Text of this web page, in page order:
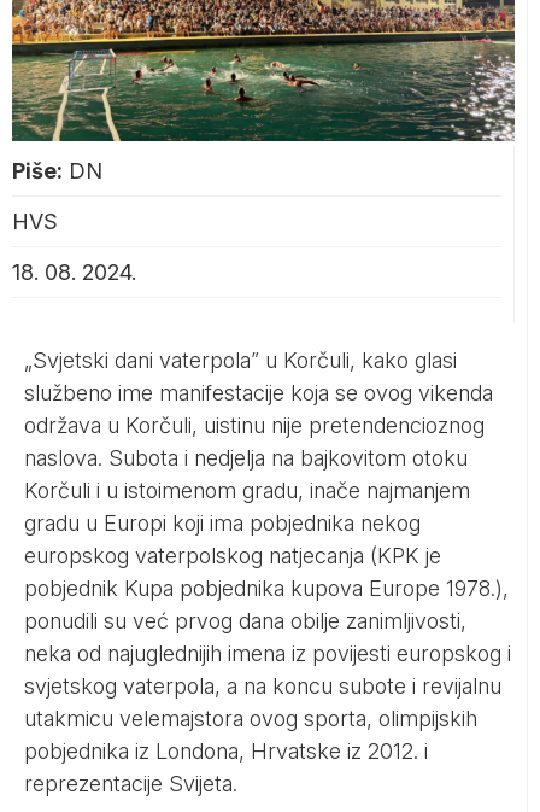
Piše: DN
HVS
18. 08. 2024.
„Svjetski dani vaterpola” u Korčuli, kako glasi
službeno ime manifestacije koja se ovog vikenda
održava u Korčuli, uistinu nije pretendencioznog
naslova. Subota i nedjelja na bajkovitom otoku
Korčuli i u istoimenom gradu, inače najmanjem
gradu u Europi koji ima pobjednika nekog
europskog vaterpolskog natjecanja (KPK je
pobjednik Kupa pobjednika kupova Europe 1978.),
ponudili su već prvog dana obilje zanimljivosti,
neka od najuglednijih imena iz povijesti europskog i
svjetskog vaterpola, a na koncu subote i revijalnu
utakmicu velemajstora ovog sporta, olimpijskih
pobjednika iz Londona, Hrvatske iz 2012. i
reprezentacije Svijeta.